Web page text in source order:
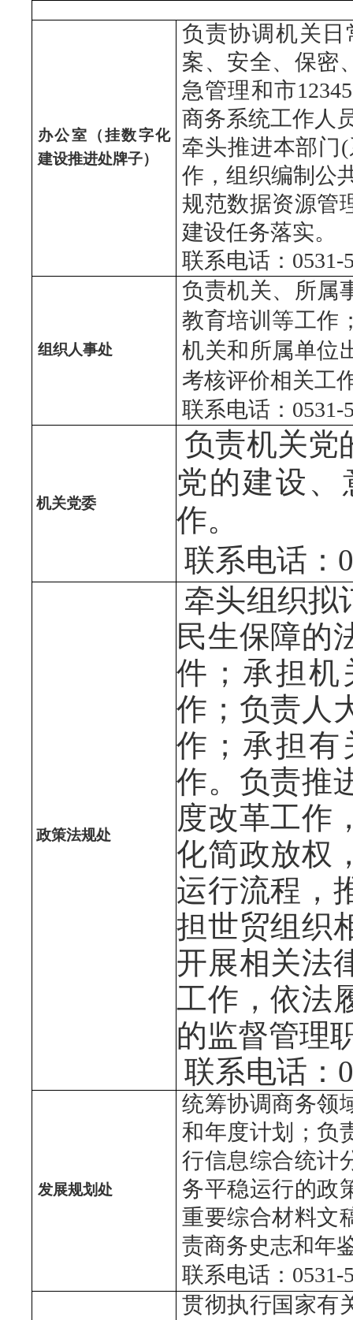
办公室 （挂数字化
建设推进处牌子）
负责协调机关
案、安全、保密
急管理和市
商务系统工作人
牵头推进本部门
作，组织编制公
规范数据资源管
建设任务落实。
联系电话：0531-
组织人事处
负责机关、所属
教育培训等工作
机关和所属单位
考核评价相关工
联系电话：0531-
机关党委
负责机关党
党的建设
作。
联系电话：
政策法规处
牵头组织拟
民生保障的
件；承担机
作；负责人
作；承担有
作。负责推
度改革工作
化简政放权
运行流程，
担世贸组织
开展相关法
工作，依法
的监督管理
联系电话：
发展规划处
统筹协调商务领
和年度计划；负
行信息综合统计
务平稳运行的政
重要综合材料文
责商务史志和年
联系电话：0531-
贯彻执行国家有